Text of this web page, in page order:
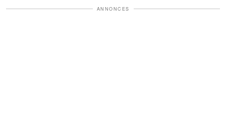
ANNONCES